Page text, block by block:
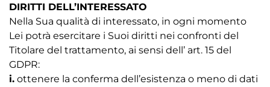
DIRITTI DELL’INTERESSATO
Nella Sua qualità di interessato, in ogni momento
Lei potrà esercitare i Suoi diritti nei confronti del
Titolare del trattamento, ai sensi dell’ art. 15 del
GDPR:
i. ottenere la conferma dell’esistenza o meno di dati